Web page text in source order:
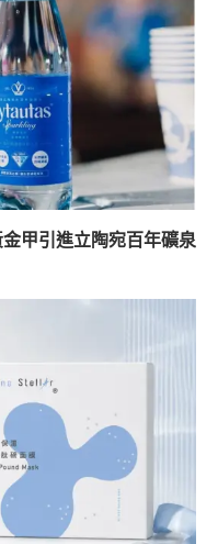
甲引進立陶宛百年礦泉